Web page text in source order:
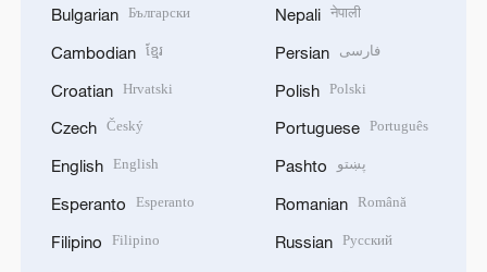
Bulgarian Български
Cambodian ខ្មែរ
Croatian Hrvatski
Czech Český
English English
Esperanto Esperanto
Filipino Filipino
Nepali नेपाली
Persian فارسی
Polish Polski
Portuguese Português
Pashto پښتو
Romanian Română
Russian Русский